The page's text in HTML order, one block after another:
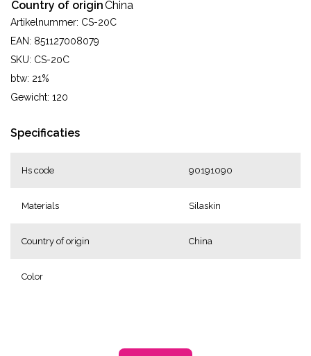
Country of originChina
Artikelnummer: CS-20C
EAN: 851127008079
SKU: CS-20C
btw: 21%
Gewicht: 120
Specificaties
Hs code 90191090
Materials Silaskin
Country of origin China
Color